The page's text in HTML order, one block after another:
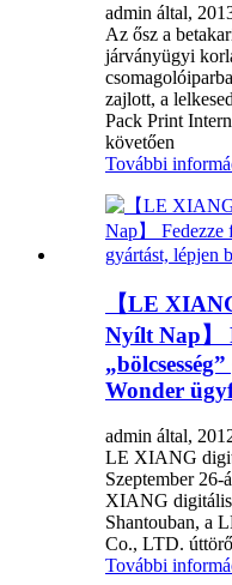
admin által,
Az ősz a
járványügyi
zajlott, a
Pack Print
követően
További
【LE
Nyílt Nap】
Wonder
admin által,
LE XIANG
Szeptember
XIANG digitális
Shantouban,
Co., LTD.
További